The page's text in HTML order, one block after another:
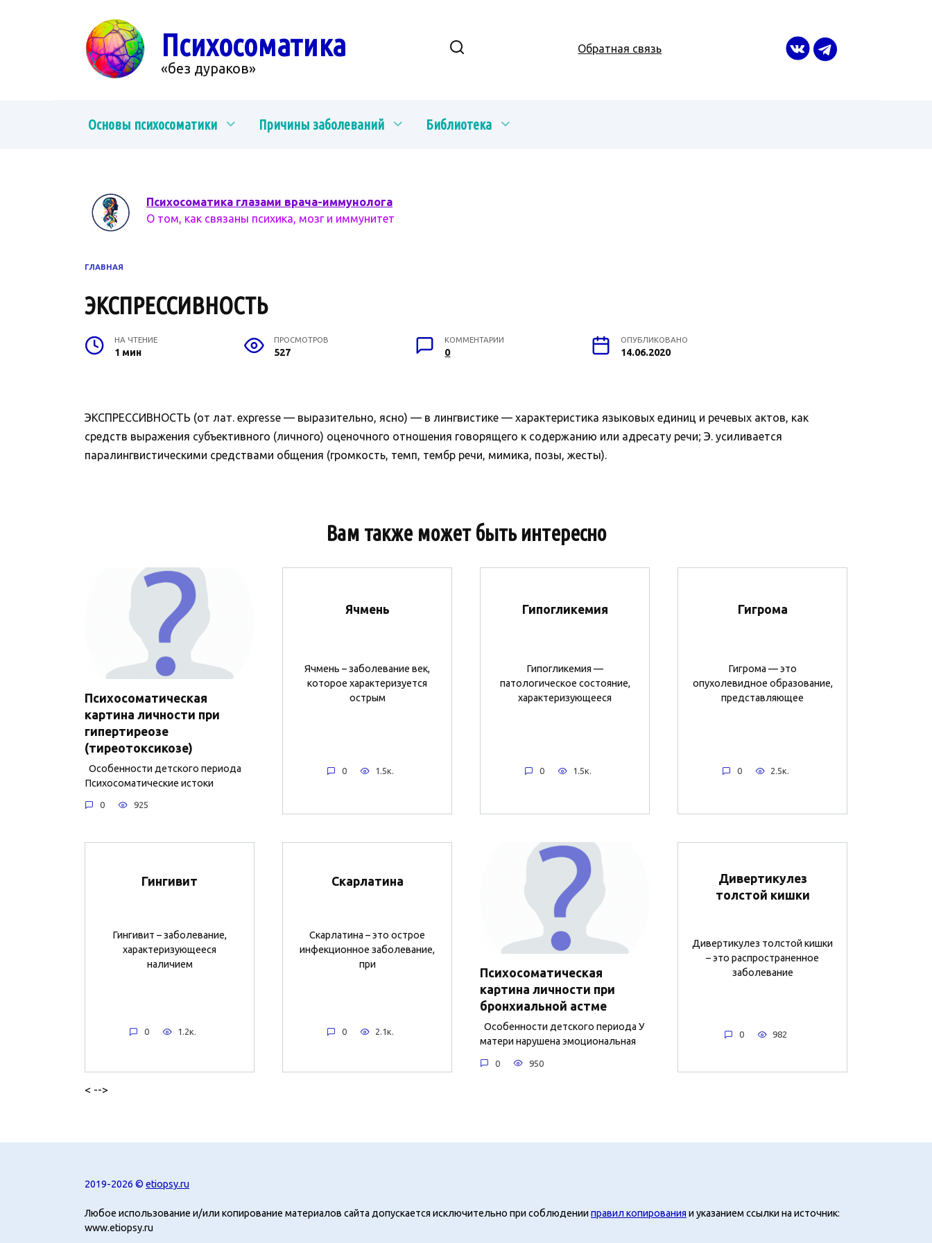
Психосоматика
«без дураков»
Обратная связь
Основы психосоматики Причины заболеваний Библиотека
Психосоматика глазами врача-иммунолога
О том, как связаны психика, мозг и иммунитет
ГЛАВНАЯ
ЭКСПРЕССИВНОСТЬ
НА ЧТЕНИЕ
1 мин
ПРОСМОТРОВ
527
КОММЕНТАРИИ
0
ОПУБЛИКОВАНО
14.06.2020
ЭКСПРЕССИВНОСТЬ (от лат. expresse — выразительно, ясно) — в лингвистике — характеристика языковых единиц и речевых актов, как
средств выражения субъективного (личного) оценочного отношения говорящего к содержанию или адресату речи; Э. усиливается
паралингвистическими средствами общения (громкость, темп, тембр речи, мимика, позы, жесты).
Вам также может быть интересно
Психосоматическая
картина личности при
гипертиреозе
(тиреотоксикозе)
Особенности детского периода
Психосоматические истоки
0 925
Ячмень
Ячмень – заболевание век,
которое характеризуется
острым
0 1.5к.
Гипогликемия
Гипогликемия —
патологическое состояние,
характеризующееся
0 1.5к.
Гигрома
Гигрома — это
опухолевидное образование,
представляющее
0 2.5к.
Гингивит
Гингивит – заболевание,
характеризующееся
наличием
0 1.2к.
Скарлатина
Скарлатина – это острое
инфекционное заболевание,
при
0 2.1к.
Психосоматическая
картина личности при
бронхиальной астме
Особенности детского периода У
матери нарушена эмоциональная
0 950
Дивертикулез
толстой кишки
Дивертикулез толстой кишки
– это распространенное
заболевание
0 982
< -->
2019-2026 © etiopsy.ru
Любое использование и/или копирование материалов сайта допускается исключительно при соблюденииправил копирования и указанием ссылки на источник:
www.etiopsy.ru